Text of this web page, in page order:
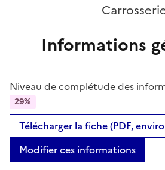
Informations
Niveau de complétude des
29%
Télécharger la fiche (PDF,
Modifier ces informations